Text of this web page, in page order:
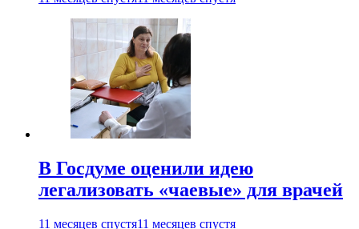
В Госдуме оценили идею
легализовать «чаевые» для врачей
11 месяцев спустя11 месяцев спустя